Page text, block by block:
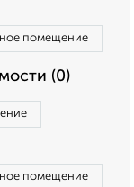
помещение
(0)
помещение